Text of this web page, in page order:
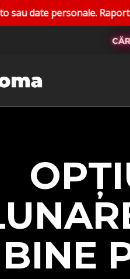
conturile false.
BINE